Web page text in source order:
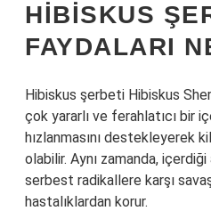
HIBISKUS
FAYDALARI
Hibiskus şerbeti Hibiskus
çok yararlı ve ferahlatıcı bir
hızlanmasını destekleyerek
olabilir. Aynı zamanda,
serbest radikallere karşı
hastalıklardan korur.